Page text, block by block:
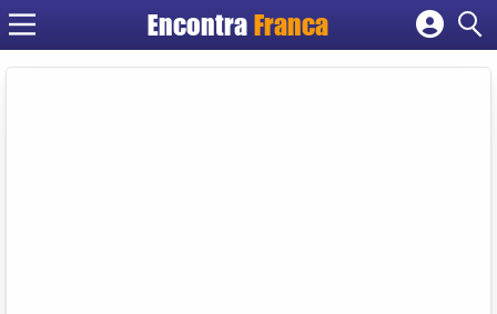
Encontra Franca
Cadastrar empresa